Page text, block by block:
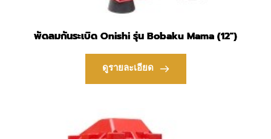
พัดลมกันระเบิด Onishi รุ่น Bobaku Mama (12″)
ดูรายละเอียด